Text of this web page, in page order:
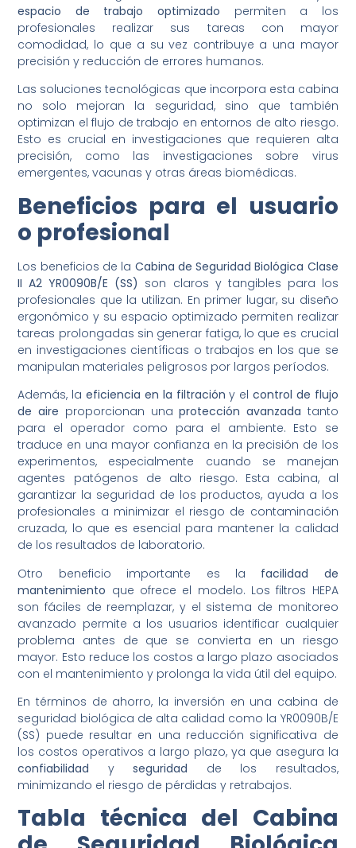
espacio de trabajo optimizado permiten a los
profesionales realizar sus tareas con mayor
comodidad, lo que a su vez contribuye a una mayor
precisión y reducción de errores humanos.
Las soluciones tecnológicas que incorpora esta cabina
no solo mejoran la seguridad, sino que también
optimizan el flujo de trabajo en entornos de alto riesgo.
Esto es crucial en investigaciones que requieren alta
precisión, como las investigaciones sobre virus
emergentes, vacunas y otras áreas biomédicas.
Beneficios para el usuario
o profesional
Los beneficios de la Cabina de Seguridad Biológica Clase
II A2 YR0090B/E (SS) son claros y tangibles para los
profesionales que la utilizan. En primer lugar, su diseño
ergonómico y su espacio optimizado permiten realizar
tareas prolongadas sin generar fatiga, lo que es crucial
en investigaciones científicas o trabajos en los que se
manipulan materiales peligrosos por largos períodos.
Además, laeficiencia en la filtración y el control de flujo
de aire proporcionan unaprotección avanzada tanto
para el operador como para el ambiente. Esto se
traduce en una mayor confianza en la precisión de los
experimentos, especialmente cuando se manejan
agentes patógenos de alto riesgo. Esta cabina, al
garantizar la seguridad de los productos, ayuda a los
profesionales a minimizar el riesgo de contaminación
cruzada, lo que es esencial para mantener la calidad
de los resultados de laboratorio.
Otro beneficio importante es la facilidad de
mantenimiento que ofrece el modelo. Los filtros HEPA
son fáciles de reemplazar, y el sistema de monitoreo
avanzado permite a los usuarios identificar cualquier
problema antes de que se convierta en un riesgo
mayor. Esto reduce los costos a largo plazo asociados
con el mantenimiento y prolonga la vida útil del equipo.
En términos de ahorro, la inversión en una cabina de
seguridad biológica de alta calidad como la YR0090B/E
(SS) puede resultar en una reducción significativa de
los costos operativos a largo plazo, ya que asegura la
confiabilidad yseguridad de los resultados,
minimizando el riesgo de pérdidas y retrabajos.
Tabla técnica del Cabina